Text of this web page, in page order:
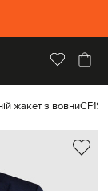
жакет з вовни